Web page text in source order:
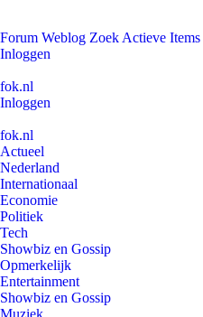
Forum Weblog Zoek Actieve Items
Inloggen
fok.nl
Inloggen
fok.nl
Actueel
Nederland
Internationaal
Economie
Politiek
Tech
Showbiz en Gossip
Opmerkelijk
Entertainment
Showbiz en Gossip
Muziek